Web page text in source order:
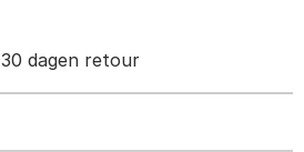
30 dagen retour